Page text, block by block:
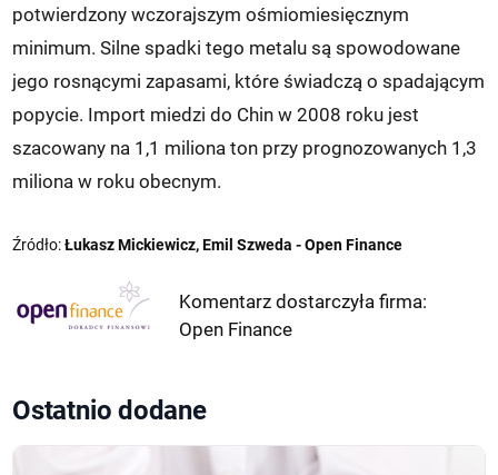
potwierdzony wczorajszym ośmiomiesięcznym
minimum. Silne spadki tego metalu są spowodowane
jego rosnącymi zapasami, które świadczą o spadającym
popycie. Import miedzi do Chin w 2008 roku jest
szacowany na 1,1 miliona ton przy prognozowanych 1,3
miliona w roku obecnym.
Źródło:Łukasz Mickiewicz, Emil Szweda - Open Finance
Komentarz dostarczyła firma:
Open Finance
Ostatnio dodane